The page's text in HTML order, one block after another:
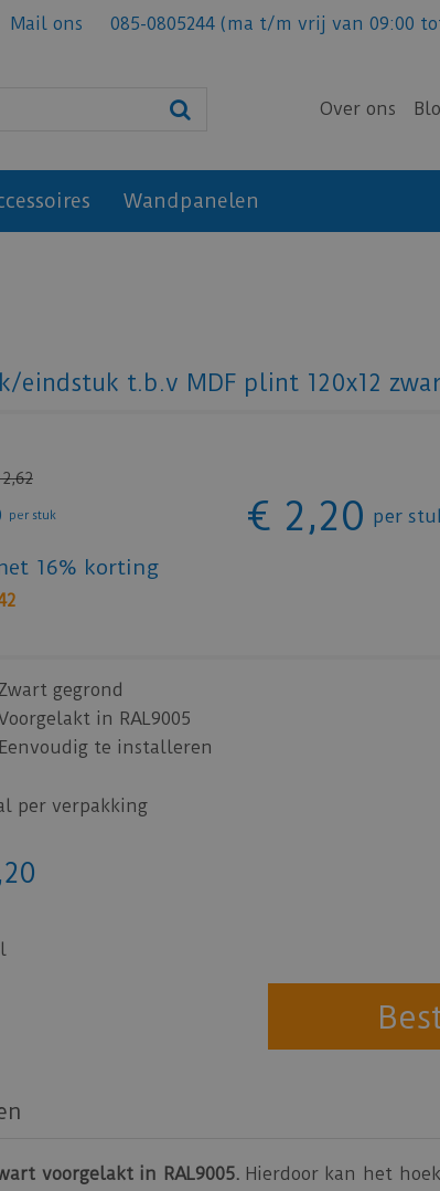
Mail ons 085-0805244 (ma t/m vrij van 09:00
Over ons
Wandpanelen
eindstuk t.b.v MDF plint 120x12
2,62
per stuk € 2,20 per
16% korting
gegrond
in RAL9005
Eenvoudig te installeren
per verpakking
,20
voorgelakt in RAL9005. Hierdoor kan het